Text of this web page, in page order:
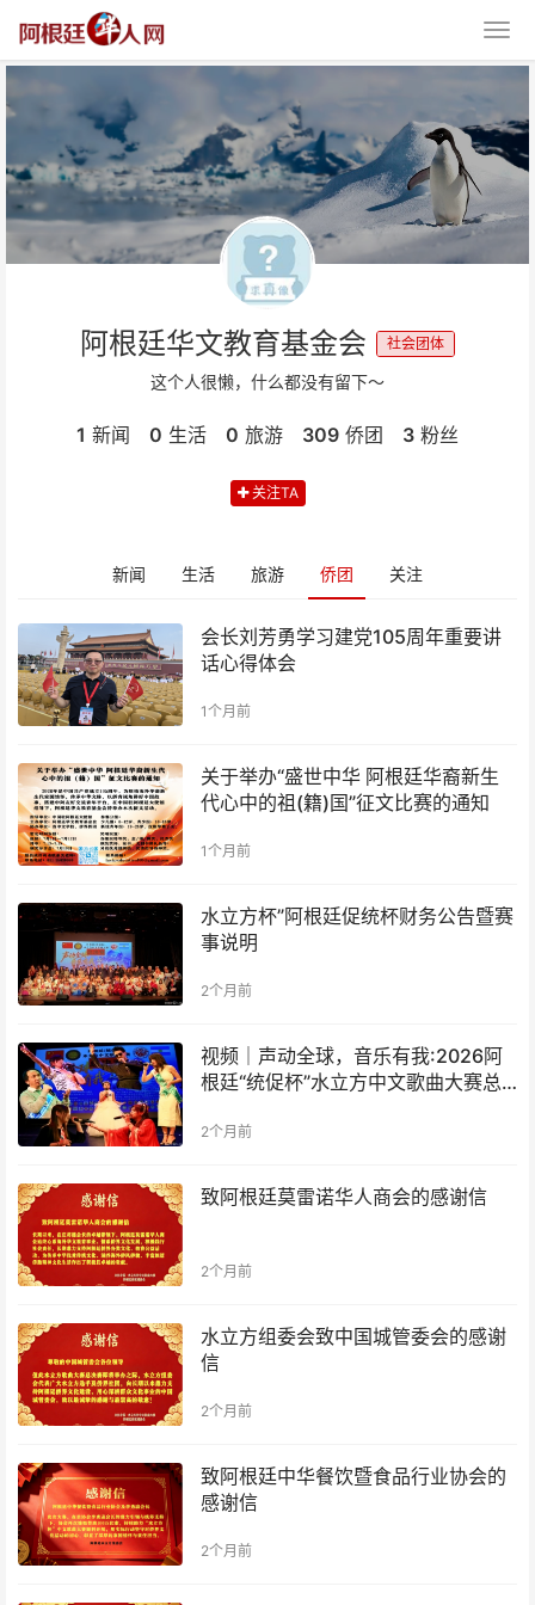
阿根廷华文教育基金会 社会团体
这个人很懒，什么都没有留下～
1 新闻 0 生活 0 旅游 309 侨团 3 粉丝
关注TA
新闻 生活 旅游 侨团 关注
会长刘芳勇学习建党105周年重要讲
话心得体会
1个月前
关于举办“盛世中华 阿根廷华裔新生
代心中的祖(籍)国”征文比赛的通知
1个月前
水立方杯”阿根廷促统杯财务公告暨赛
事说明
2个月前
视频｜声动全球，音乐有我:2026阿
根廷“统促杯”水立方中文歌曲大赛总
2个月前
致阿根廷莫雷诺华人商会的感谢信
2个月前
水立方组委会致中国城管委会的感谢
信
2个月前
致阿根廷中华餐饮暨食品行业协会的
感谢信
2个月前